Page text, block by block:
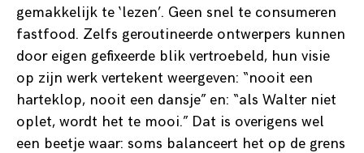
gemakkelijk te ‘lezen’. Geen snel te consumeren
fastfood. Zelfs geroutineerde ontwerpers kunnen
door eigen gefixeerde blik vertroebeld, hun visie
op zijn werk vertekent weergeven: “nooit een
harteklop, nooit een dansje” en: “als Walter niet
oplet, wordt het te mooi.” Dat is overigens wel
een beetje waar: soms balanceert het op de grens